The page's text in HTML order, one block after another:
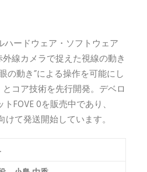
ハードウェア・ソフトウェア
線カメラで捉えた視線の動き
の動き”による操作を可能にし
コア技術を先行開発。デベロ
FOVE 0を販売中であり、
けて発送開始しています。